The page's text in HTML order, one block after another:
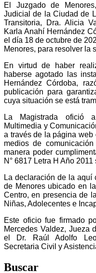
El Juzgado de
Judicial de la Ciudad de
Transitoria, Dra. Alicia
Karla Anahí Hernández
el día 18 de octubre de
Menores, para resolver la
En virtud de haber
haberse agotado las
Hernández Córdoba,
publicación para
cuya situación se está
La Magistrada ofició
Multimedia y
a través de la página
medios de
manera poder
N° 6817 Letra H Año
La declaración de la aquí
de Menores ubicado en
Centro, en presencia de
Niñas, Adolecentes e
Este oficio fue firmado
Mercedes Valdez, Jueza
el Dr. Raúl Adolfo
Secretaria Civil y
Buscar